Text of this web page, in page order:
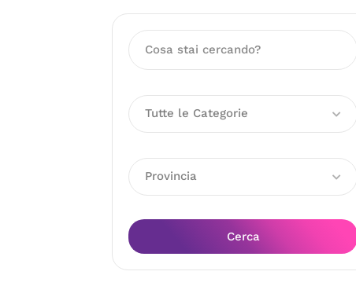
Tutte le Categorie
Provincia
Cerca